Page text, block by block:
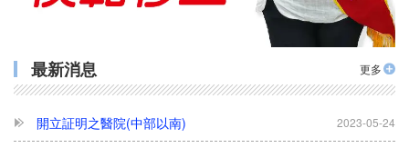
更多
最新消息
2023-05-24
2023-05-24
力眾人力聽到您的聲音了
2023-05-24
開立証明之醫院(中部以南)
2023-05-24
開立証明之醫院